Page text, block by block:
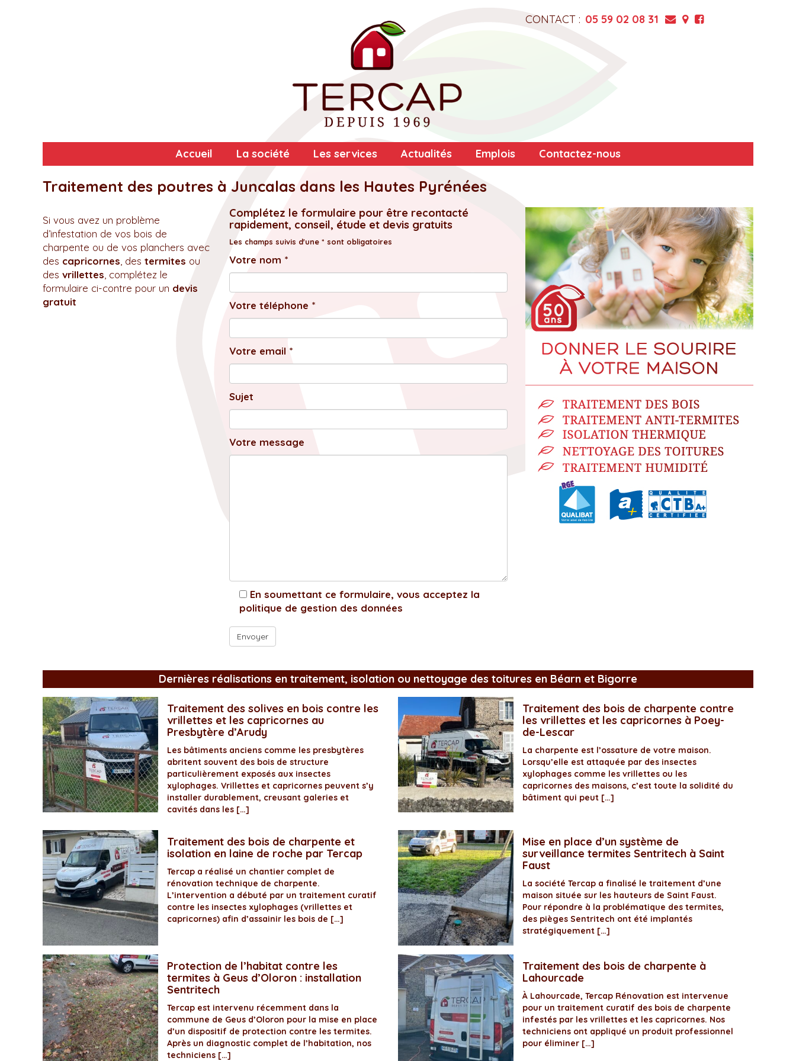
CONTACT : 05 59 02 08 31
Accueil La société Les services Actualités Emplois Contactez-nous
Traitement des poutres à Juncalas dans les Hautes Pyrénées
Si vous avez un problème
d’infestation de vos bois de
charpente ou de vos planchers avec
des capricornes , des termites ou
des vrillettes , complétez le
formulaire ci-contre pour un devis
gratuit
Complétez le formulaire pour être recontacté
rapidement, conseil, étude et devis gratuits
Les champs suivis d'une * sont obligatoires
Votre nom *
Votre téléphone *
Votre email *
Sujet
Votre message
En soumettant ce formulaire, vous acceptez la
politique de gestion des données
Dernières réalisations en traitement, isolation ou nettoyage des toitures en Béarn et Bigorre
Traitement des solives en bois contre les
vrillettes et les capricornes au
Presbytère d’Arudy
Les bâtiments anciens comme les presbytères
abritent souvent des bois de structure
particulièrement exposés aux insectes
xylophages. Vrillettes et capricornes peuvent s’y
installer durablement, creusant galeries et
cavités dans les […]
Traitement des bois de charpente contre
les vrillettes et les capricornes à Poey-
de-Lescar
La charpente est l’ossature de votre maison.
Lorsqu’elle est attaquée par des insectes
xylophages comme les vrillettes ou les
capricornes des maisons, c’est toute la solidité du
bâtiment qui peut […]
Traitement des bois de charpente et
isolation en laine de roche par Tercap
Tercap a réalisé un chantier complet de
rénovation technique de charpente.
L’intervention a débuté par un traitement curatif
contre les insectes xylophages (vrillettes et
capricornes) afin d’assainir les bois de […]
Mise en place d’un système de
surveillance termites Sentritech à Saint
Faust
La société Tercap a finalisé le traitement d’une
maison située sur les hauteurs de Saint Faust.
Pour répondre à la problématique des termites,
des pièges Sentritech ont été implantés
stratégiquement […]
Protection de l’habitat contre les
termites à Geus d’Oloron : installation
Sentritech
Tercap est intervenu récemment dans la
commune de Geus d’Oloron pour la mise en place
d’un dispositif de protection contre les termites.
Après un diagnostic complet de l’habitation, nos
techniciens […]
Traitement des bois de charpente à
Lahourcade
À Lahourcade, Tercap Rénovation est intervenue
pour un traitement curatif des bois de charpente
infestés par les vrillettes et les capricornes. Nos
techniciens ont appliqué un produit professionnel
pour éliminer […]